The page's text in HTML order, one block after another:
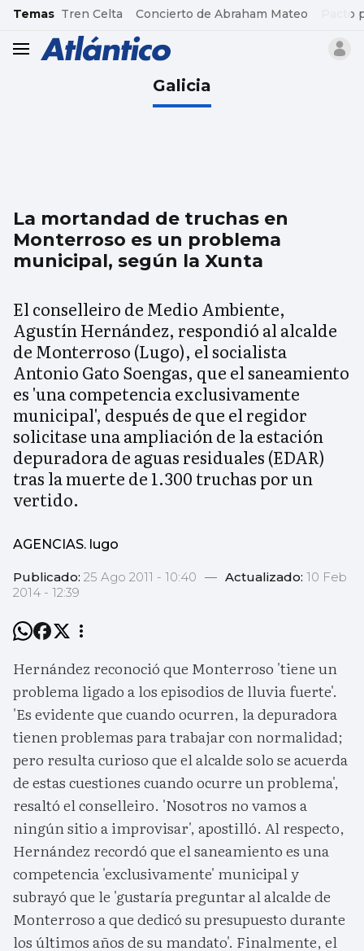
common.go-to-content
Temas Tren Celta Concierto de Abraham Mateo Pacto
header.menu.open
Galicia
La mortandad de truchas en
Monterroso es un problema
municipal, según la Xunta
El conselleiro de Medio Ambiente,
Agustín Hernández, respondió al alcalde
de Monterroso (Lugo), el socialista
Antonio Gato Soengas, que el saneamiento
es 'una competencia exclusivamente
municipal', después de que el regidor
solicitase una ampliación de la estación
depuradora de aguas residuales (EDAR)
tras la muerte de 1.300 truchas por un
vertido.
AGENCIAS. lugo
Publicado: 25 Ago 2011 - 10:40 — Actualizado: 10 Feb
2014 - 12:39
Hernández reconoció que Monterroso 'tiene un
problema ligado a los episodios de lluvia fuerte'.
'Es evidente que cuando ocurren, la depuradora
tienen problemas para trabajar con normalidad;
pero resulta curioso que el alcalde solo se acuerda
de estas cuestiones cuando ocurre un problema',
resaltó el conselleiro. 'Nosotros no vamos a
ningún sitio a improvisar', apostilló. Al respecto,
Hernández recordó que el saneamiento es una
competencia 'exclusivamente' municipal y
subrayó que le 'gustaría preguntar al alcalde de
Monterroso a que dedicó su presupuesto durante
los últimos años de su mandato'. Finalmente, el